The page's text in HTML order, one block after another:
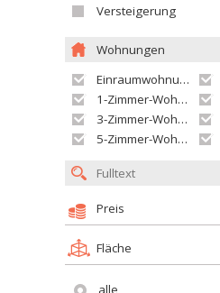
Versteigerung
Wohnungen
Einraumwohnung
1-Zimmer-Wohnung
3-Zimmer-Wohnung
5-Zimmer-Wohnung und größer
Preis
Fläche
alle